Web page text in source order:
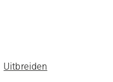
Uitbreiden